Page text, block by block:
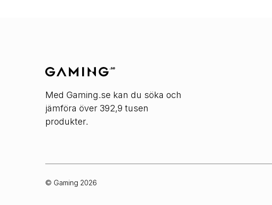
Med Gaming.se kan du söka och
jämföra över 392,9 tusen
produkter.
© Gaming 2026